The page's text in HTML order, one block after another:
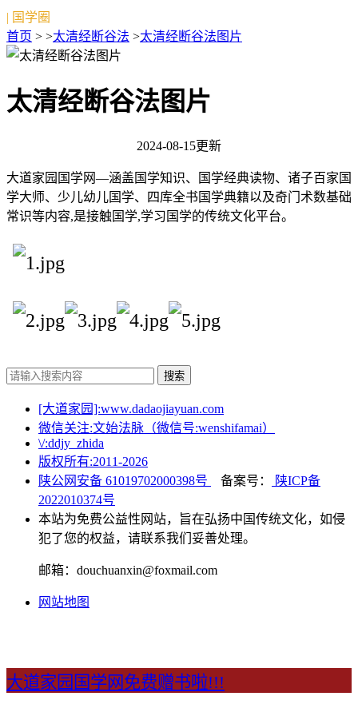
| 国学圈
首页 > >太清经断谷法 >太清经断谷法图片
太清经断谷法图片
2024-08-15更新
大道家园国学网—涵盖国学知识、国学经典读物、诸子百家国
学大师、少儿幼儿国学、四库全书国学典籍以及奇门术数基础
常识等内容,是接触国学,学习国学的传统文化平台。
搜索
[大道家园]:www.dadaojiayuan.com
微信关注:文始法脉（微信号:wenshifamai）
\/:ddjy_zhida
版权所有:2011-2026
陕公网安备 61019702000398号
备案号：
陕ICP备
2022010374号
本站为免费公益性网站，旨在弘扬中国传统文化，如侵
犯了您的权益，请联系我们妥善处理。
邮箱：douchuanxin@foxmail.com
网站地图
大道家园国学网免费赠书啦!!!